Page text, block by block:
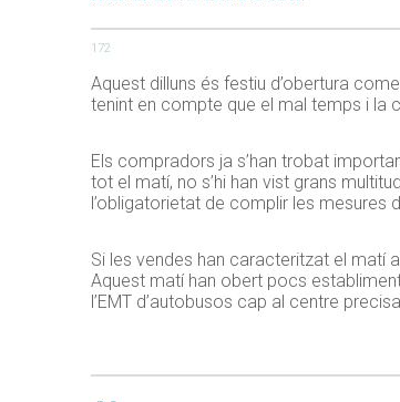
172
Aquest dilluns és festiu d’obertura
tenint en compte que el mal temps i la
Els compradors ja s’han trobat
tot el matí, no s’hi han vist grans
l’obligatorietat de complir les mesures
Si les vendes han caracteritzat el matí
Aquest matí han obert pocs
l’EMT d’autobusos cap al centre